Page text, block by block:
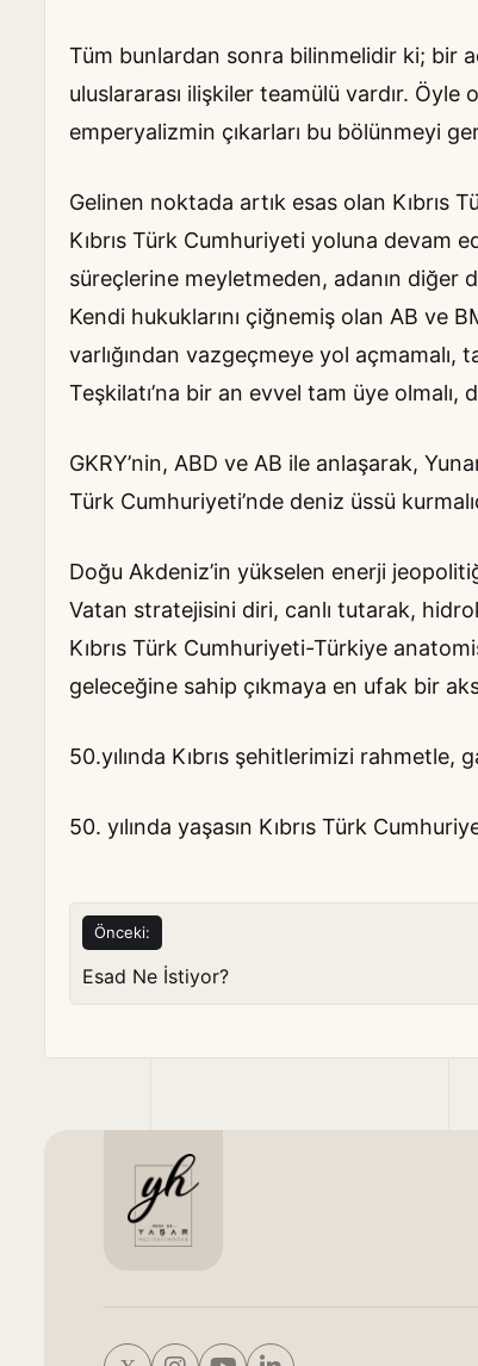
Tüm bunlardan sonra bilinmelidir ki; bir
uluslararası ilişkiler teamülü vardır.
emperyalizmin çıkarları bu bölünmeyi
Gelinen noktada artık esas olan Kıbrıs
Kıbrıs Türk Cumhuriyeti yoluna devam
süreçlerine meyletmeden, adanın diğer
Kendi hukuklarını çiğnemiş olan AB ve
varlığından vazgeçmeye yol açmamalı,
Teşkilatı’na bir an evvel tam üye olmalı,
GKRY’nin, ABD ve AB ile anlaşarak,
Türk Cumhuriyeti’nde deniz üssü
Doğu Akdeniz’in yükselen enerji
Vatan stratejisini diri, canlı tutarak,
Kıbrıs Türk Cumhuriyeti-Türkiye
geleceğine sahip çıkmaya en ufak bir
50.yılında Kıbrıs şehitlerimizi rahmetle,
50. yılında yaşasın Kıbrıs Türk
Yazı
gezinmesi
Önceki:
Esad Ne İstiyor?